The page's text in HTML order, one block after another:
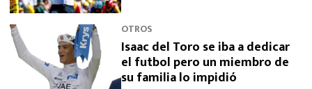
OTROS
Isaac del Toro se iba a dedicar
el futbol pero un miembro de
su familia lo impidió